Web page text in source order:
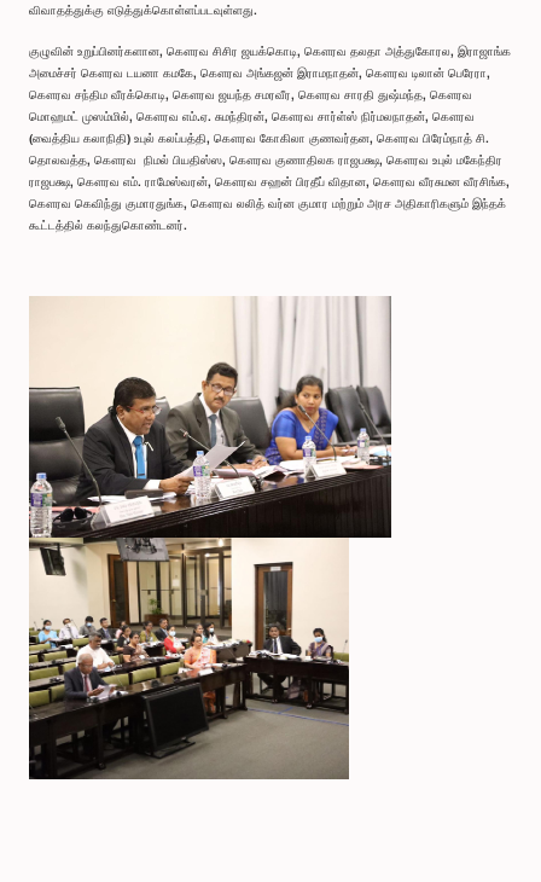
விவாதத்துக்கு எடுத்துக்கொள்ளப்படவுள்ளது.
குழுவின் உறுப்பினர்களான, கௌரவ சிசிர ஜயக்கொடி, கௌரவ தலதா அத்துகோரல, இராஜாங்க
அமைச்சர் கௌரவ டயனா கமகே, கௌரவ அங்கஜன் இராமநாதன், கௌரவ டிலான் பெரேரா,
கௌரவ சந்திம வீரக்கொடி, கௌரவ ஜயந்த சமரவீர, கௌரவ சாரதி துஷ்மந்த, கௌரவ
மொஹமட் முஸம்மில், கௌரவ எம்.ஏ. சுமந்திரன், கௌரவ சார்ள்ஸ் நிர்மலநாதன், கௌரவ
(வைத்திய கலாநிதி) உபுல் கலப்பத்தி, கௌரவ கோகிலா குணவர்தன, கௌரவ பிரேம்நாத் சி.
தொலவத்த, கௌரவ நிமல் பியதிஸ்ஸ, கௌரவ குணாதிலக ராஜபக்ஷ, கௌரவ உபுல் மகேந்திர
ராஜபக்ஷ, கௌரவ எம். ராமேஸ்வரன், கௌரவ சஹன் பிரதீப் விதான, கௌரவ வீரசுமன வீரசிங்க,
கௌரவ கெவிந்து குமாரதுங்க, கௌரவ லலித் வர்ன குமார மற்றும் அரச அதிகாரிகளும் இந்தக்
கூட்டத்தில் கலந்துகொண்டனர்.